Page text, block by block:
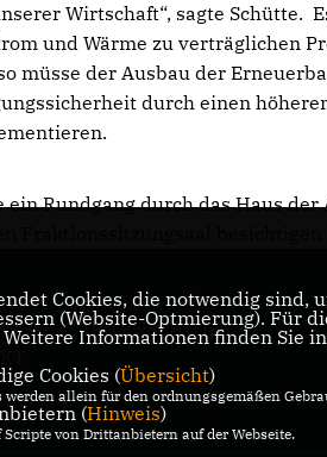
Wirtschaft“, sagte Schütte.
und Wärme zu verträglichen
müsse der Ausbau der
durch einen
Rundgang durch das Haus
DATENSCHUTZ
Cookies, die notwendig
(Website-Optmierung). Für
Informationen finden Sie
Cookies (Übersicht)
allein für den ordnungsgemäßen
(Hinweis)
von Drittanbietern auf der Webseite.